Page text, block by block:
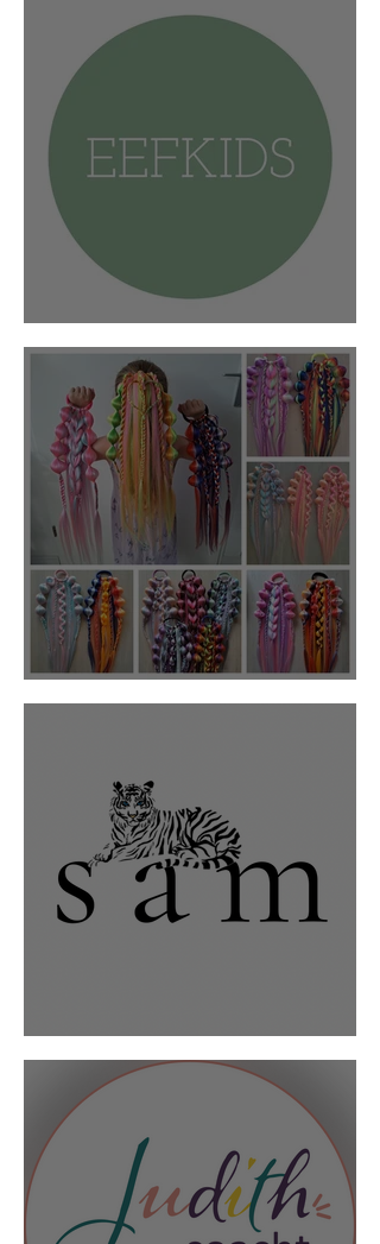
Eefkids
Vlechtstudio
Styles And More